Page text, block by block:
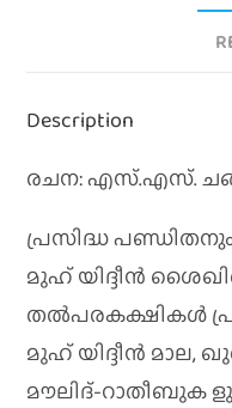
Description
രചന: എസ്.എസ്.
പ്രസിദ്ധ
മുഹ് യിദ്ദീൻ
തൽപരകക്ഷികൾ
മുഹ് യിദ്ദീൻ മാല,
മൗലിദ്-റാതീബുക